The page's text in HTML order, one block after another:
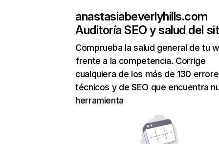
anastasiabeverlyhills.com
Auditoría SEO y salud del
Comprueba la salud general de tu
frente a la competencia. Corrige
cualquiera de los más de 130
técnicos y de SEO que encuentra
herramienta